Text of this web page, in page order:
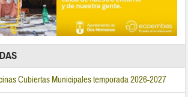
Cubiertas Municipales temporada 2026-2027